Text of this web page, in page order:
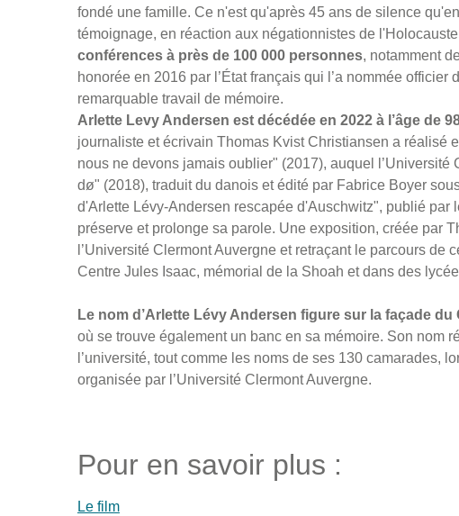
fondé une famille. Ce n'est qu'après 45 ans de silence
témoignage, en réaction aux négationnistes de
conférences à près de 100 000 personnes, notamment
honorée en 2016 par l’État français qui l’a nommée
remarquable travail de mémoire.
Arlette Levy Andersen est décédée en 2022 à l’âge de
journaliste et écrivain Thomas Kvist Christiansen a réalisé
nous ne devons jamais oublier" (2017), auquel
dø" (2018), traduit du danois et édité par Fabrice Boyer
d'Arlette Lévy-Andersen rescapée d'Auschwitz", publié
préserve et prolonge sa parole. Une exposition, créée par
l’Université Clermont Auvergne et retraçant le parcours
Centre Jules Isaac, mémorial de la Shoah et dans des
Le nom d’Arlette Lévy Andersen figure sur la façade
où se trouve également un banc en sa mémoire. Son nom
l’université, tout comme les noms de ses 130 camarades,
organisée par l’Université Clermont Auvergne.
Pour en savoir plus :
Le film